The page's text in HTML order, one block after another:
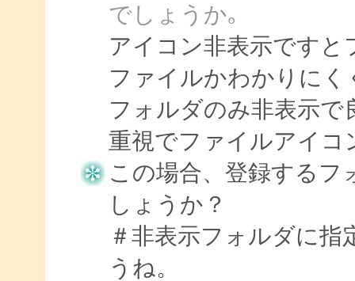
でしょうか｡
アイコン非表示です
ファイルかわかりに
フォルダのみ非表示
重視でファイルアイコ
この場合、登録するフ
しょうか？
＃非表示フォルダに
うね。